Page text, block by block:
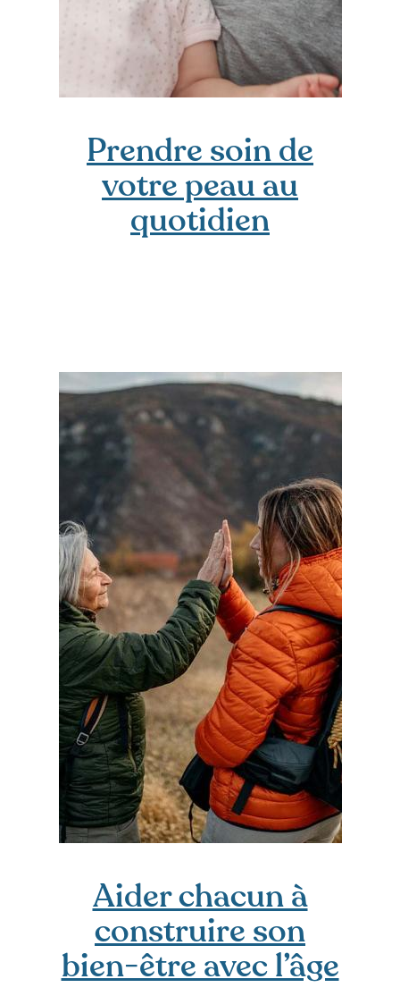
Prendre soin de
votre peau au
quotidien
Aider chacun à
construire son
bien-être avec l’âge